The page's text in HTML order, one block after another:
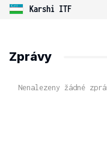
Karshi ITF
Zprávy
Nenalezeny žádné